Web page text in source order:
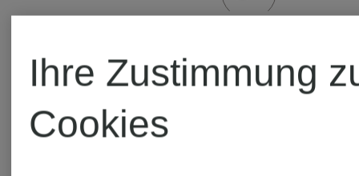
Ihre Zustimmung
Cookies